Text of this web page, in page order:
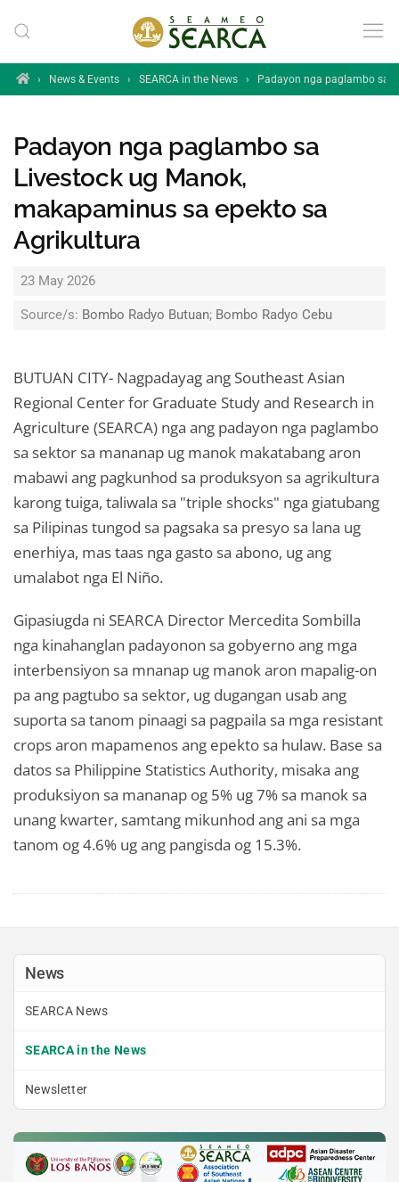
Skip to main content
Home
› News & Events › SEARCA in the News › Padayon nga paglambo sa
Padayon nga paglambo sa
Livestock ug Manok,
makapaminus sa epekto sa
Agrikultura
23 May 2026
Source/s: Bombo Radyo Butuan; Bombo Radyo Cebu
BUTUAN CITY- Nagpadayag ang Southeast Asian
Regional Center for Graduate Study and Research in
Agriculture (SEARCA) nga ang padayon nga paglambo
sa sektor sa mananap ug manok makatabang aron
mabawi ang pagkunhod sa produksyon sa agrikultura
karong tuiga, taliwala sa "triple shocks" nga giatubang
sa Pilipinas tungod sa pagsaka sa presyo sa lana ug
enerhiya, mas taas nga gasto sa abono, ug ang
umalabot nga El Niño.
Gipasiugda ni SEARCA Director Mercedita Sombilla
nga kinahanglan padayonon sa gobyerno ang mga
interbensiyon sa mnanap ug manok aron mapalig-on
pa ang pagtubo sa sektor, ug dugangan usab ang
suporta sa tanom pinaagi sa pagpaila sa mga resistant
crops aron mapamenos ang epekto sa hulaw. Base sa
datos sa Philippine Statistics Authority, misaka ang
produksiyon sa mananap og 5% ug 7% sa manok sa
unang kwarter, samtang mikunhod ang ani sa mga
tanom og 4.6% ug ang pangisda og 15.3%.
News
SEARCA News
SEARCA in the News
Newsletter